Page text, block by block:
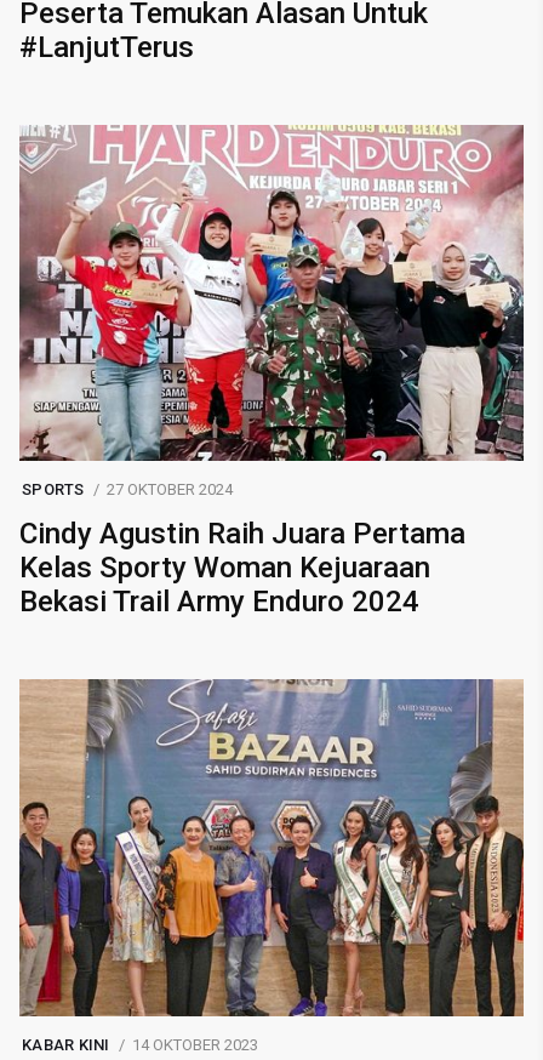
Peserta Temukan Alasan Untuk
#LanjutTerus
SPORTS 27 OKTOBER 2024
Cindy Agustin Raih Juara Pertama
Kelas Sporty Woman Kejuaraan
Bekasi Trail Army Enduro 2024
KABAR KINI 14 OKTOBER 2023